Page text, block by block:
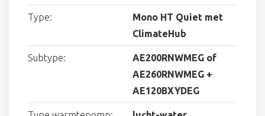
Type:
Mono HT Quiet met
ClimateHub
Subtype:
AE200RNWMEG of
AE260RNWMEG +
AE120BXYDEG